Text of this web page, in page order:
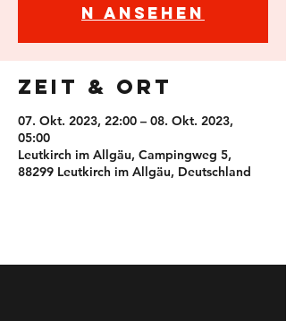
n ansehen
Zeit & Ort
07. Okt. 2023, 22:00 – 08. Okt. 2023,
05:00
Leutkirch im Allgäu, Campingweg 5,
88299 Leutkirch im Allgäu, Deutschland